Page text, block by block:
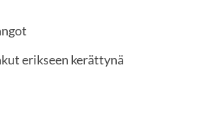
erikseen kerättynä